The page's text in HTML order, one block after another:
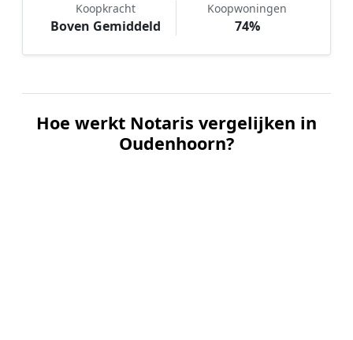
Koopkracht
Boven Gemiddeld
Koopwoningen
74%
Hoe werkt Notaris vergelijken in
Oudenhoorn?